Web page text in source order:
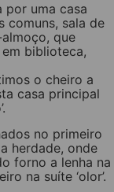
por uma casa
comuns, sala de
que
biblioteca,
o cheiro a
casa principal
no primeiro
herdade, onde
forno a lenha na
na suíte ‘olor’.